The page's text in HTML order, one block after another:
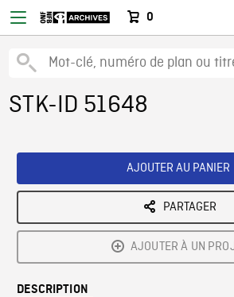
0
STK-ID 51648
AJOUTER AU PANIER
PARTAGER
AJOUTER À UN
DESCRIPTION